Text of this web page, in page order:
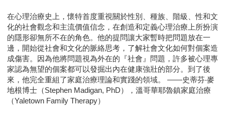
在心理治療史上，懷特首度重視關於性別、種族、階級、性和文
化的社會觀念和主流價值信念，在創造和定義心理治療上所扮演
的隱形卻無所不在的角色。他的提問讓大家暫時把問題放在一
邊，開始從社會和文化的脈絡思考，了解社會文化如何對個案造
成傷害。因為他將問題視為外在的『社會』問題，許多被心理專
家認為無望的個案都可以發掘出內在健康強壯的部分。到了後
來，他完全重組了家庭治療理論和實踐的領域。 ——史蒂芬‧麥
地根博士（Stephen Madigan, PhD），溫哥華耶魯鎮家庭治療
（Yaletown Family Therapy）